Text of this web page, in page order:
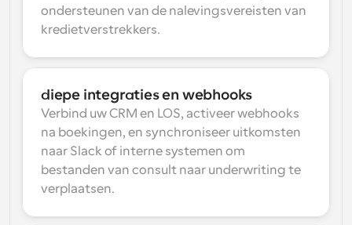
ondersteunen van de nalevingsvereisten van
kredietverstrekkers.
diepe integraties en webhooks
Verbind uw CRM en LOS, activeer webhooks
na boekingen, en synchroniseer uitkomsten
naar Slack of interne systemen om
bestanden van consult naar underwriting te
verplaatsen.